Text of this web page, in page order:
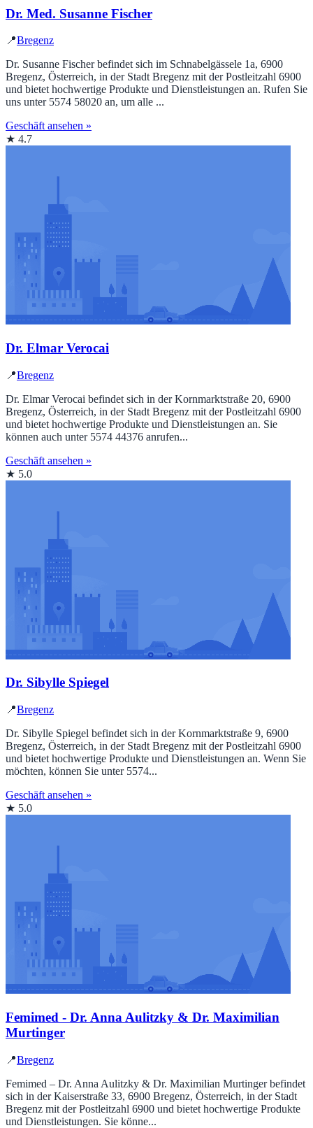
Dr. Med. Susanne Fischer
📍Bregenz
Dr. Susanne Fischer befindet sich im Schnabelgässele 1a, 6900
Bregenz, Österreich, in der Stadt Bregenz mit der Postleitzahl 6900
und bietet hochwertige Produkte und Dienstleistungen an. Rufen Sie
uns unter 5574 58020 an, um alle ...
Geschäft ansehen »
★ 4.7
Dr. Elmar Verocai
📍Bregenz
Dr. Elmar Verocai befindet sich in der Kornmarktstraße 20, 6900
Bregenz, Österreich, in der Stadt Bregenz mit der Postleitzahl 6900
und bietet hochwertige Produkte und Dienstleistungen an. Sie
können auch unter 5574 44376 anrufen...
Geschäft ansehen »
★ 5.0
Dr. Sibylle Spiegel
📍Bregenz
Dr. Sibylle Spiegel befindet sich in der Kornmarktstraße 9, 6900
Bregenz, Österreich, in der Stadt Bregenz mit der Postleitzahl 6900
und bietet hochwertige Produkte und Dienstleistungen an. Wenn Sie
möchten, können Sie unter 5574...
Geschäft ansehen »
★ 5.0
Femimed - Dr. Anna Aulitzky & Dr. Maximilian
Murtinger
📍Bregenz
Femimed – Dr. Anna Aulitzky & Dr. Maximilian Murtinger befindet
sich in der Kaiserstraße 33, 6900 Bregenz, Österreich, in der Stadt
Bregenz mit der Postleitzahl 6900 und bietet hochwertige Produkte
und Dienstleistungen. Sie könne...